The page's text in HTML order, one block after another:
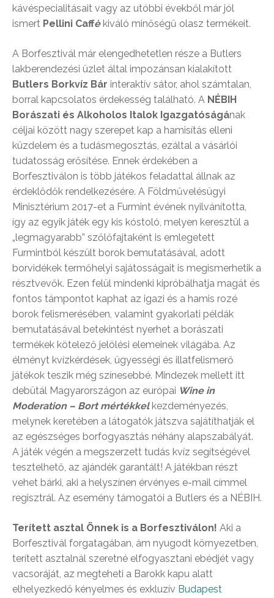
kávéspecialitásait vagy az utóbbi évekből már jól
ismert Pellini Caffèkiváló minőségű olasz termékeit.
A Borfesztivál már elengedhetetlen része a Butlers
lakberendezési üzlet által impozánsan kialakított
Butlers Borkvíz Bár interaktív sátor, ahol számtalan,
borral kapcsolatos érdekesség található. A NÉBIH
Borászati és Alkoholos Italok Igazgatóságának
céljai között nagy szerepet kap a hamisítás elleni
küzdelem és a tudásmegosztás, ezáltal a vásárlói
tudatosság erősítése. Ennek érdekében a
Borfesztiválon is több játékos feladattal állnak az
érdeklődők rendelkezésére. A Földművelésügyi
Minisztérium 2017-et a Furmint évének nyilvánította,
így az egyik játék egy kis kóstoló, melyen keresztül a
„legmagyarabb” szőlőfajtaként is emlegetett
Furmintból készült borok bemutatásával, adott
borvidékek termőhelyi sajátosságait is megismerhetik a
résztvevők. Ezen felül mindenki kipróbálhatja magát és
fontos támpontot kaphat az igazi és a hamis rozé
borok felismerésében, valamint gyakorlati példák
bemutatásával betekintést nyerhet a borászati
termékek kötelező jelölési elemeinek világába. Az
élményt kvízkérdések, ügyességi és illatfelismerő
játékok teszik még színesebbé. Mindezek mellett itt
debütál Magyarországon az európai Wine in
Moderation – Bort mértékkelkezdeményezés,
melynek keretében a látogatók játszva sajátíthatják el
az egészséges borfogyasztás néhány alapszabályát.
A játék végén a megszerzett tudás kvíz segítségével
tesztelhető, az ajándék garantált! A játékban részt
vehet bárki, aki a helyszínen érvényes e-mail címmel
regisztrál. Az esemény támogatói a Butlers és a NÉBIH.
Terített asztal Önnek is a Borfesztiválon! Aki a
Borfesztivál forgatagában, ám nyugodt környezetben,
terített asztalnál szeretné elfogyasztani ebédjét vagy
vacsoráját, az megteheti a Barokk kapu alatt
elhelyezkedő kényelmes és exkluzív Budapest